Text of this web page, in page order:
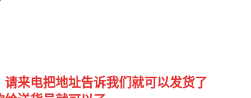
来电把地址告诉我们就可以发货了